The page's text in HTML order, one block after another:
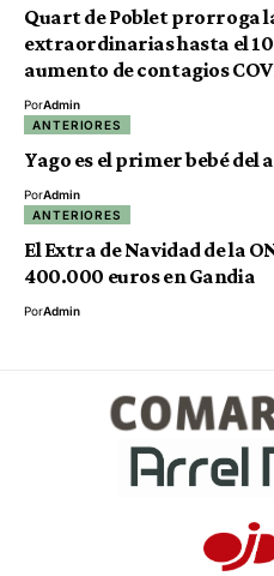
Quart de Poblet prorroga
extraordinarias hasta el
aumento de contagios
PorAdmin
ANTERIORES
Yago es el primer bebé del
PorAdmin
ANTERIORES
El Extra de Navidad de la
400.000 euros en Gandia
PorAdmin